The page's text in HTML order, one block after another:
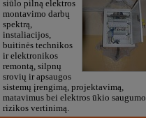
siūlo pilną elektros
montavimo darbų
spektrą,
instaliacijos,
buitinės technikos
ir elektronikos
remontą, silpnų
srovių ir apsaugos
sistemų įrengimą, projektavimą,
matavimus bei elektros ūkio saugumo
rizikos vertinimą.